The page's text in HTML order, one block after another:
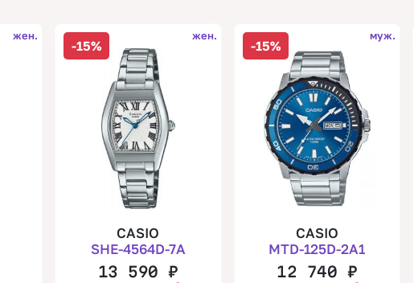
жен.
-15%
жен.
CASIO
SHE-4564D-7A
13 590₽
-15%
муж.
CASIO
MTD-125D-2A1
12 740 ₽